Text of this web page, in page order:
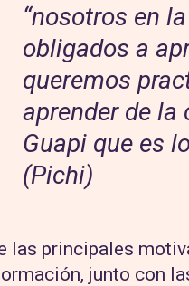
“nosotros en
obligados a
queremos
aprender de la
Guapi que es
(Pichi)
las principales
junto con